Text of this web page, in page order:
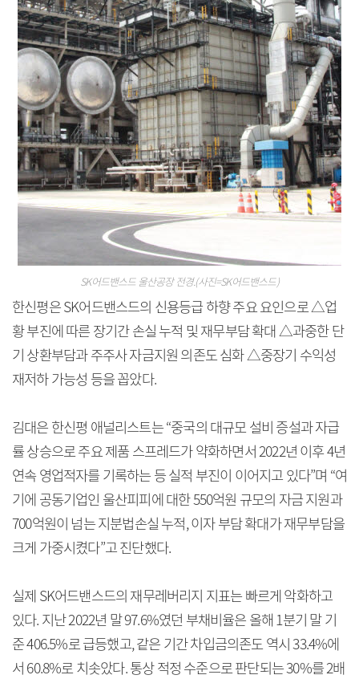
SK어드밴스드 울산공장 전경.(사진=SK어드밴스드)
한신평은 SK어드밴스드의 신용등급 하향 주요 요인으로 △업
황 부진에 따른 장기간 손실 누적 및 재무부담 확대 △과중한 단
기 상환부담과 주주사 자금지원 의존도 심화 △중장기 수익성
재저하 가능성 등을 꼽았다.
김대은 한신평 애널리스트는 “중국의 대규모 설비 증설과 자급
률 상승으로 주요 제품 스프레드가 약화하면서 2022년 이후 4년
연속 영업적자를 기록하는 등 실적 부진이 이어지고 있다”며 “여
기에 공동기업인 울산피피에 대한 550억원 규모의 자금 지원과
700억원이 넘는 지분법손실 누적, 이자 부담 확대가 재무부담을
크게 가중시켰다”고 진단했다.
실제 SK어드밴스드의 재무레버리지 지표는 빠르게 악화하고
있다. 지난 2022년 말 97.6%였던 부채비율은 올해 1분기 말 기
준 406.5%로 급등했고, 같은 기간 차입금의존도 역시 33.4%에
서 60.8%로 치솟았다. 통상 적정 수준으로 판단되는 30%를 2배